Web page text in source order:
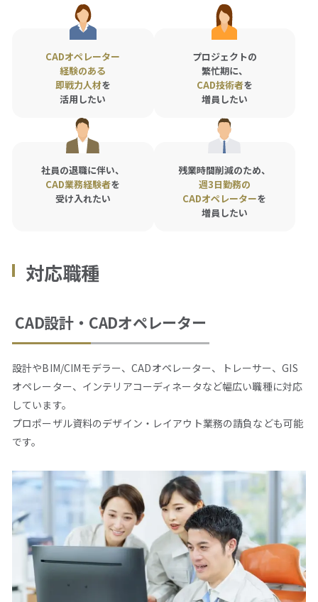
ご依頼・お問い合わせ
0120-106-102
平日 9:00 - 18:00
サービス事例集や、業務に役立つ資料を
資料ダウンロード
閉じる
CADオペレーター
経験のある
即戦力人材を
活用したい
プロジェクトの
繁忙期に、
CAD技術者を
増員したい
社員の退職に伴い、
CAD業務経験者を
受け入れたい
残業時間削減のため、
週3日勤務の
CADオペレーターを
増員したい
対応職種
CAD設計・CADオペレーター
設計やBIM/CIMモデラー、CADオペレーター、トレーサー、GIS
オペレーター、インテリアコーディネータなど幅広い職種に対応
しています。
プロポーザル資料のデザイン・レイアウト業務の請負なども可能
です。